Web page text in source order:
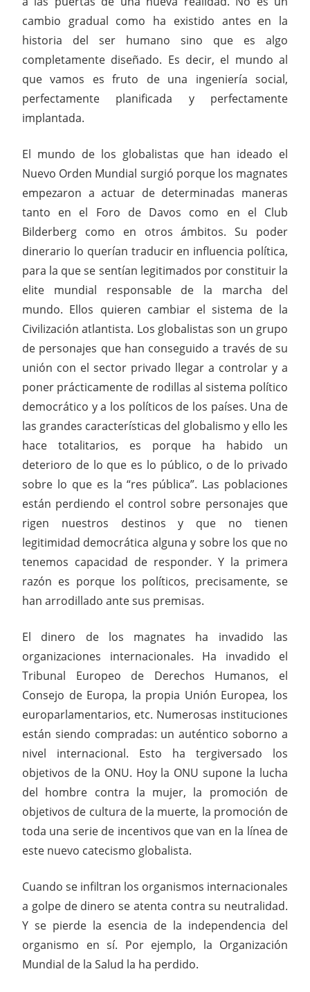
cambio gradual como ha existido antes en la
historia del ser humano sino que es algo
completamente diseñado. Es decir, el mundo al
que vamos es fruto de una ingeniería social,
perfectamente planificada y perfectamente
implantada.
El mundo de los globalistas que han ideado el
Nuevo Orden Mundial surgió porque los magnates
empezaron a actuar de determinadas maneras
tanto en el Foro de Davos como en el Club
Bilderberg como en otros ámbitos. Su poder
dinerario lo querían traducir en influencia política,
para la que se sentían legitimados por constituir la
elite mundial responsable de la marcha del
mundo. Ellos quieren cambiar el sistema de la
Civilización atlantista. Los globalistas son un grupo
de personajes que han conseguido a través de su
unión con el sector privado llegar a controlar y a
poner prácticamente de rodillas al sistema político
democrático y a los políticos de los países. Una de
las grandes características del globalismo y ello les
hace totalitarios, es porque ha habido un
deterioro de lo que es lo público, o de lo privado
sobre lo que es la “res pública”. Las poblaciones
están perdiendo el control sobre personajes que
rigen nuestros destinos y que no tienen
legitimidad democrática alguna y sobre los que no
tenemos capacidad de responder. Y la primera
razón es porque los políticos, precisamente, se
han arrodillado ante sus premisas.
El dinero de los magnates ha invadido las
organizaciones internacionales. Ha invadido el
Tribunal Europeo de Derechos Humanos, el
Consejo de Europa, la propia Unión Europea, los
europarlamentarios, etc. Numerosas instituciones
están siendo compradas: un auténtico soborno a
nivel internacional. Esto ha tergiversado los
objetivos de la ONU. Hoy la ONU supone la lucha
del hombre contra la mujer, la promoción de
objetivos de cultura de la muerte, la promoción de
toda una serie de incentivos que van en la línea de
este nuevo catecismo globalista.
Cuando se infiltran los organismos internacionales
a golpe de dinero se atenta contra su neutralidad.
Y se pierde la esencia de la independencia del
organismo en sí. Por ejemplo, la Organización
Mundial de la Salud la ha perdido.